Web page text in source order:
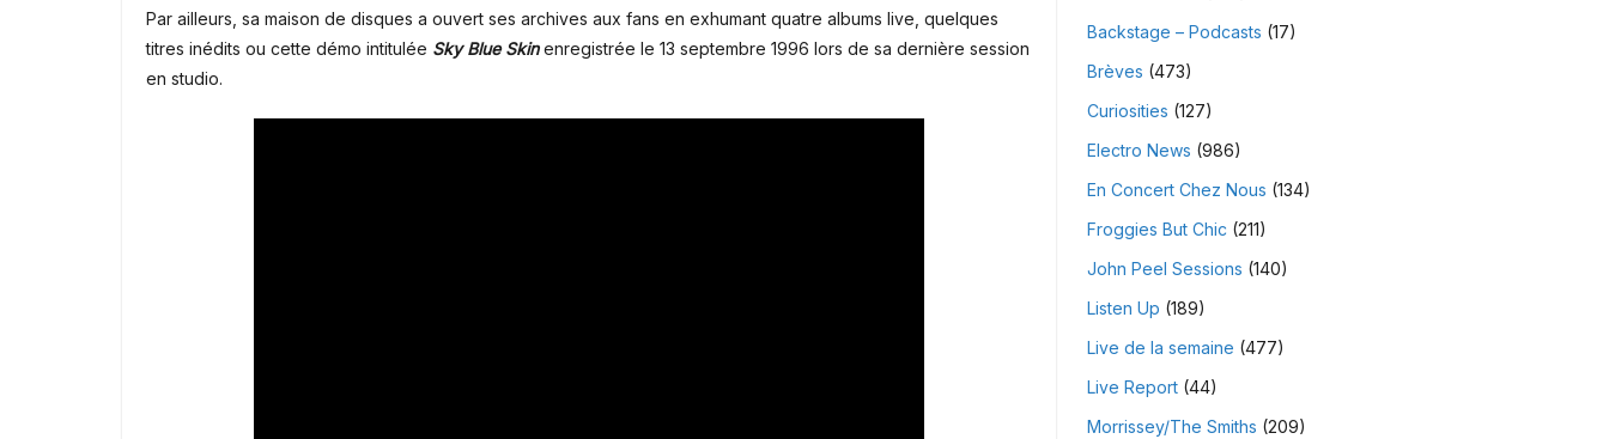
Par ailleurs, sa maison de disques a ouvert ses archives aux fans en exhumant quatre albums live, quelques
titres inédits ou cette démo intitulée Sky Blue Skinenregistrée le 13 septembre 1996 lors de sa dernière session
en studio.
Backstage – Podcasts (17)
Brèves (473)
Curiosities (127)
Electro News (986)
En Concert Chez Nous (134)
Froggies But Chic (211)
John Peel Sessions (140)
Listen Up (189)
Live de la semaine (477)
Live Report(44)
Morrissey/The Smiths (209)